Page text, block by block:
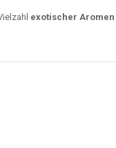
exotischer Aromen